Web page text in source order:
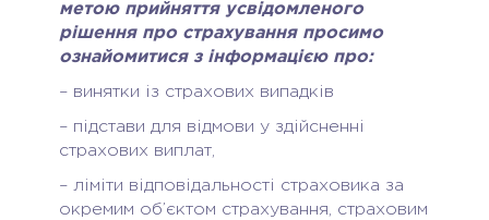
метою прийняття усвідомленого
рішення про страхування просимо
ознайомитися з інформацією про:
– винятки із страхових випадків
– підстави для відмови у здійсненні
страхових виплат,
– ліміти відповідальності страховика за
окремим об’єктом страхування, страховим